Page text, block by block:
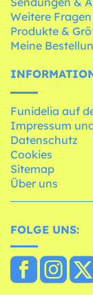
Weitere Fragen
Produkte &
Meine
Funidelia auf
Impressum
Datenschutz
Cookies
Sitemap
Über uns
FOLGE UNS: